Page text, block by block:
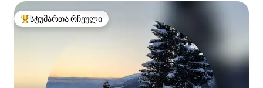
სტუმართა რჩეული მოწინავე ვარიანტი
სტუმართა რჩეული